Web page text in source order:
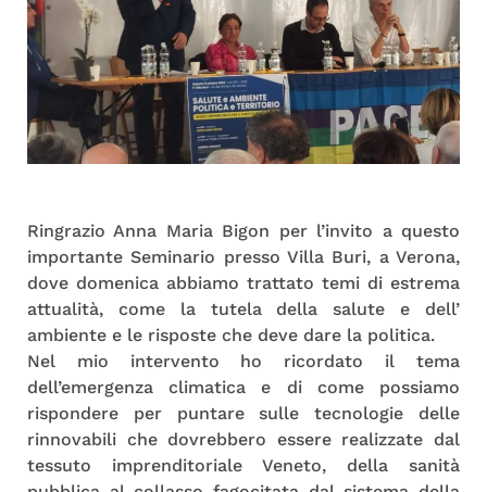
Ringrazio Anna Maria Bigon per l’invito a questo
importante Seminario presso Villa Buri, a Verona,
dove domenica abbiamo trattato temi di estrema
attualità, come la tutela della salute e dell’
ambiente e le risposte che deve dare la politica.
Nel mio intervento ho ricordato il tema
dell’emergenza climatica e di come possiamo
rispondere per puntare sulle tecnologie delle
rinnovabili che dovrebbero essere realizzate dal
tessuto imprenditoriale Veneto, della sanità